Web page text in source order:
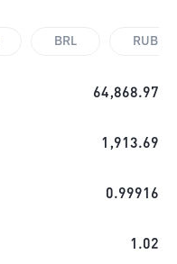
BRL RUB
64,868.97
1,913.69
0.99916
1.02